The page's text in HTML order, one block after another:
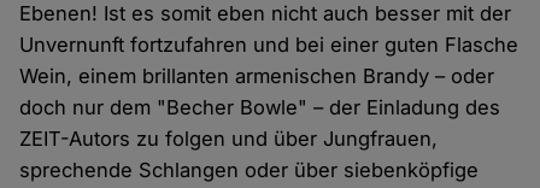
Ebenen! Ist es somit eben nicht auch besser mit der
Unvernunft fortzufahren und bei einer guten Flasche
Wein, einem brillanten armenischen Brandy – oder
doch nur dem "Becher Bowle" – der Einladung des
ZEIT-Autors zu folgen und über Jungfrauen,
sprechende Schlangen oder über siebenköpfige